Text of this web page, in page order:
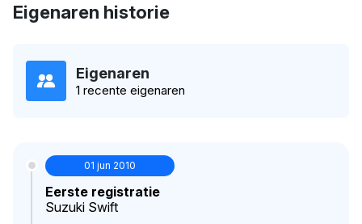
Eigenaren historie
Eigenaren
1 recente eigenaren
01 jun 2010
Eerste registratie
Suzuki Swift